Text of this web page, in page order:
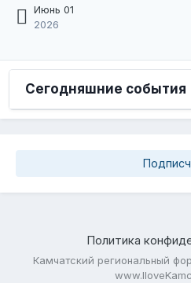
Июнь 01
2026
Сегодняшние события
Политика
Камчатский региональный